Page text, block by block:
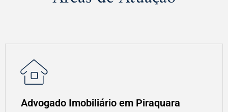
Advogado Imobiliário em Piraquara